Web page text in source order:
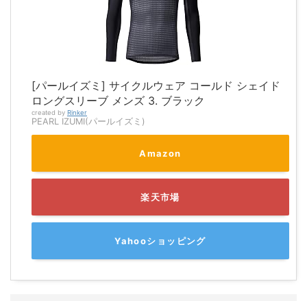
[パールイズミ] サイクルウェア コールド シェイド
ロングスリーブ メンズ 3. ブラック
created by Rinker
PEARL IZUMI(パールイズミ)
Amazon
楽天市場
Yahooショッピング